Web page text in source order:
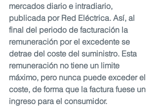
mercados diario e intradiario,
publicada por Red Eléctrica. Así, al
final del periodo de facturación la
remuneración por el excedente se
detrae del coste del suministro. Esta
remuneración no tiene un limite
máximo, pero nunca puede exceder el
coste, de forma que la factura fuese un
ingreso para el consumidor.